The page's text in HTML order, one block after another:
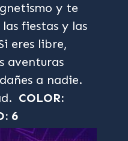
y te
fiestas y las
eres libre,
aventuras
a nadie.
COLOR:
6